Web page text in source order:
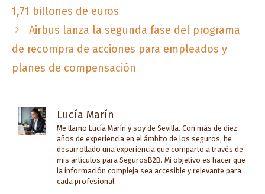
1,71 billones de euros
Airbus lanza la segunda fase del programa
de recompra de acciones para empleados y
planes de compensación
Lucía Marín
Me llamo Lucía Marín y soy de Sevilla. Con más de diez
años de experiencia en el ámbito de los seguros, he
desarrollado una experiencia que comparto a través de
mis artículos para SegurosB2B. Mi objetivo es hacer que
la información compleja sea accesible y relevante para
cada profesional.